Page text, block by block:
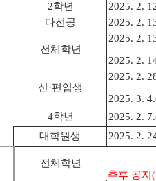
2학년
2025. 2.
다전공
2025. 2.
전체학년
2025. 2.
2025. 2.
신 ·편입생
2025. 2.
2025. 3.
4학년
2025. 2.
대학원생
2025. 2.
전체학년
추후 공지 (